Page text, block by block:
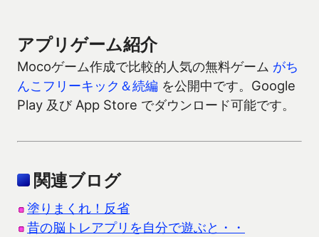
アプリゲーム紹介
Mocoゲーム作成で比較的人気の無料ゲーム がち
んこフリーキック＆続編 を公開中です。Google
Play 及び App Store でダウンロード可能です。
関連ブログ
塗りまくれ！反省
昔の脳トレアプリを自分で遊ぶと・・